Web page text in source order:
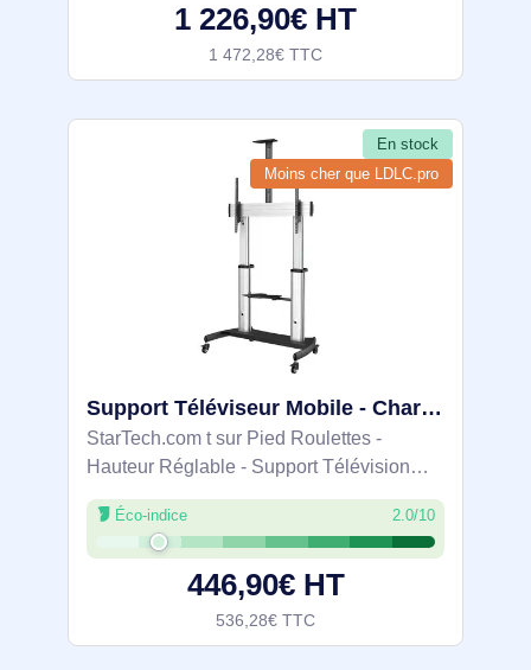
1 226,90€ HT
1 472,28€ TTC
En stock
Moins cher que LDLC.pro
Support Téléviseur Mobile - Chariot Support Télé Robuste Écrans 60-100" 100kg - Support TV Écran Pla - STNDMTV100
StarTech.com t sur Pied Roulettes -
Hauteur Réglable - Support Télévision
Universel avec Étagères. Capacité de
charge maximale: 100 kg, Taille minimale
de l'écran: 152,4 cm (60"), Taille maximale
Éco-indice 2.0/10
446,90€ HT
536,28€ TTC